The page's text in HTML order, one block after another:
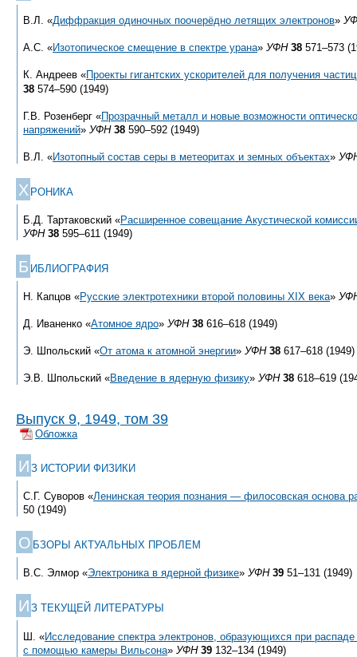
В.Л. «Диффракция одиночных поочерёдно летящих электронов»
А.С. «Изотопическое смещение в спектре урана» УФН 38 571–573
К. Андреев «Проекты гигантских ускорителей для получения
38 574–590 (1949)
Г.В. Розенберг «Прозрачный металл и новые возможности
напряжений» УФН 38 590–592 (1949)
В.Л. «Изотопный состав серы в метеоритах и земных объектах»
Х РОНИКА
Б.Д. Тартаковский «Расширенное совещание Акустической
УФН 38 595–611 (1949)
Б ИБЛИОГРАФИЯ
Н. Капцов «Русские электротехники второй половины XIX века»
Д. Иваненко «Атомное ядро» УФН 38 616–618 (1949)
Э. Шпольский «От атома к атомной энергии» УФН 38 617–618 (1949)
Э.В. Шпольский «Введение в ядерную физику» УФН 38 618–619
Выпуск 9, 1949, том 39
Обложка
И З ИСТОРИИ ФИЗИКИ
С.Г. Суворов «Ленинская теория познания — филосовская основа
50 (1949)
О БЗОРЫ АКТУАЛЬНЫХ ПРОБЛЕМ
В.С. Элмор «Электроника в ядерной физике» УФН 39 51–131 (1949)
И З ТЕКУЩЕЙ ЛИТЕРАТУРЫ
Ш. «Исследование спектра электронов, образующихся при
с помощью камеры Вильсона» УФН 39 132–134 (1949)